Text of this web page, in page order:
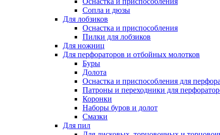
Сопла и дюзы
Для лобзиков
Оснастка и приспособления
Пилки для лобзиков
Для ножниц
Для перфораторов и отбойных молотков
Буры
Долота
Оснастка и приспособления для
Патроны и переходники для
Коронки
Наборы буров и долот
Смазки
Для пил